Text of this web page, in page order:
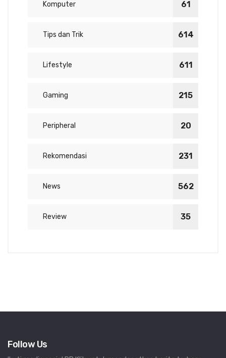
Komputer 61
Tips dan Trik 614
Lifestyle 611
Gaming 215
Peripheral 20
Rekomendasi 231
News 562
Review 35
Follow Us